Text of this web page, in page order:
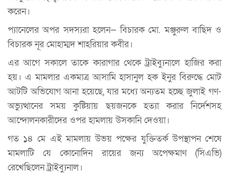
করেন।
প্যানেলের অপর সদস্যরা হলেন— বিচারক মো. মঞ্জুরুল বাছিদ ও
বিচারক নূর মোহাম্মদ শাহরিয়ার কবীর।
এর আগে সকালে তাকে কারাগার থেকে ট্রাইব্যুনালে হাজির করা
হয়। এ মামলার একমাত্র আসামি হাসানুল হক ইনুর বিরুদ্ধে মোট
আটটি অভিযোগ আনা হয়েছে, যার মধ্যে অন্যতম হচ্ছে জুলাই গণ-
অভ্যুত্থানের সময় কুষ্টিয়ায় ছয়জনকে হত্যা করার নির্দেশসহ
আন্দোলনকারীদের ওপর হামলায় উসকানি দেওয়া।
গত ১৪ মে এই মামলায় উভয় পক্ষের যুক্তিতর্ক উপস্থাপন শেষে
মামলাটি যে কোনোদিন রায়ের জন‍্য অপেক্ষমাণ (সিএভি)
রেখেছিলেন ট্রাইব্যুনাল।